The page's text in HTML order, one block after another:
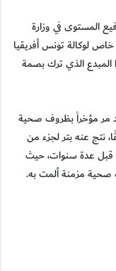
المستوى في وزارة
خاص لوكالة تونس أفريقيا
المبدع الذي ترك بصمة
مر مؤخراً بظروف صحية
نتج عنه بتر لجزء من
قبل عدة سنوات، حيث
مزمنة ألمت به.